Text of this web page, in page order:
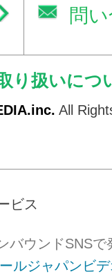
問
り扱いにつ
All
ビス
バウンドSNSで
ルジャパンビ